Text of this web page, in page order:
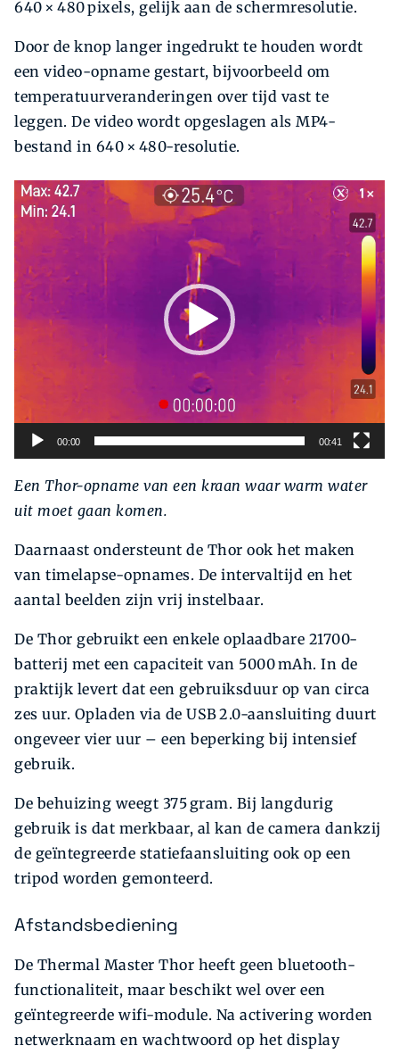
640 × 480 pixels, gelijk aan de schermresolutie.
Door de knop langer ingedrukt te houden wordt
een video-opname gestart, bijvoorbeeld om
temperatuurveranderingen over tijd vast te
leggen. De video wordt opgeslagen als MP4-
bestand in 640 × 480-resolutie.
Videospeler
00:00 00:41
Een Thor-opname van een kraan waar warm water
uit moet gaan komen.
Daarnaast ondersteunt de Thor ook het maken
van timelapse-opnames. De intervaltijd en het
aantal beelden zijn vrij instelbaar.
De Thor gebruikt een enkele oplaadbare 21700-
batterij met een capaciteit van 5000 mAh. In de
praktijk levert dat een gebruiksduur op van circa
zes uur. Opladen via de USB 2.0-aansluiting duurt
ongeveer vier uur – een beperking bij intensief
gebruik.
De behuizing weegt 375 gram. Bij langdurig
gebruik is dat merkbaar, al kan de camera dankzij
de geïntegreerde statiefaansluiting ook op een
tripod worden gemonteerd.
Afstandsbediening
De Thermal Master Thor heeft geen bluetooth-
functionaliteit, maar beschikt wel over een
geïntegreerde wifi-module. Na activering worden
netwerknaam en wachtwoord op het display